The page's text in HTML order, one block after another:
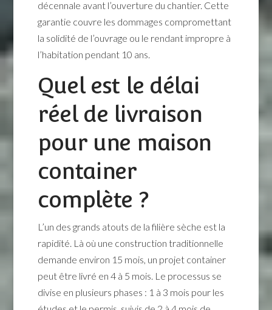
décennale avant l’ouverture du chantier. Cette
garantie couvre les dommages compromettant
la solidité de l’ouvrage ou le rendant impropre à
l’habitation pendant 10 ans.
Quel est le délai
réel de livraison
pour une maison
container
complète ?
L’un des grands atouts de la filière sèche est la
rapidité. Là où une construction traditionnelle
demande environ 15 mois, un projet container
peut être livré en 4 à 5 mois. Le processus se
divise en plusieurs phases : 1 à 3 mois pour les